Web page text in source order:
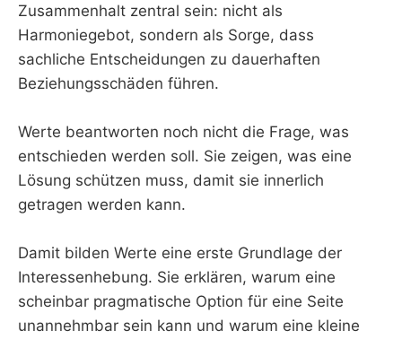
Zusammenhalt zentral sein: nicht als
Harmoniegebot, sondern als Sorge, dass
sachliche Entscheidungen zu dauerhaften
Beziehungsschäden führen.
Werte beantworten noch nicht die Frage, was
entschieden werden soll. Sie zeigen, was eine
Lösung schützen muss, damit sie innerlich
getragen werden kann.
Damit bilden Werte eine erste Grundlage der
Interessenhebung. Sie erklären, warum eine
scheinbar pragmatische Option für eine Seite
unannehmbar sein kann und warum eine kleine